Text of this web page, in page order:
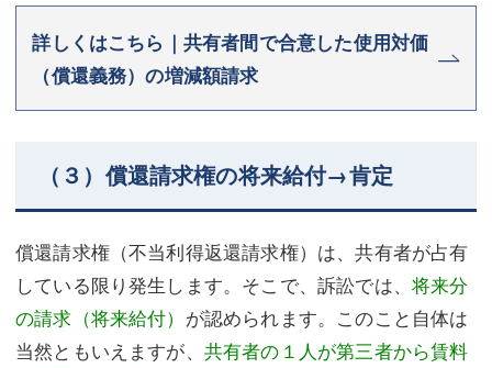
詳しくはこちら｜共有者間で合意した使用対価
（償還義務）の増減額請求
（３）償還請求権の将来給付→肯定
償還請求権（不当利得返還請求権）は、共有者が占有
している限り発生します。そこで、訴訟では、 将来分
の請求（将来給付） が認められます。このこと自体は
当然ともいえますが、 共有者の１人が第三者から賃料